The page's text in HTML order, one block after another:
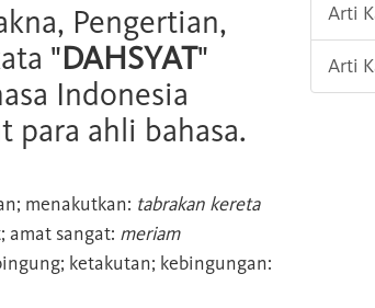
Pengertian,
"DAHSYAT"
Indonesia
para ahli bahasa.
menakutkan: tabrakan kereta
amat sangat: meriam
ketakutan; kebingungan:
Arti
Arti